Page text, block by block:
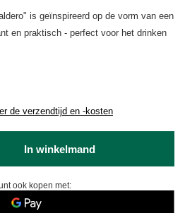
is geïnspireerd op de vorm van een
en praktisch - perfect voor het drinken
de verzendtijd en -kosten
In winkelmand
ook kopen met: